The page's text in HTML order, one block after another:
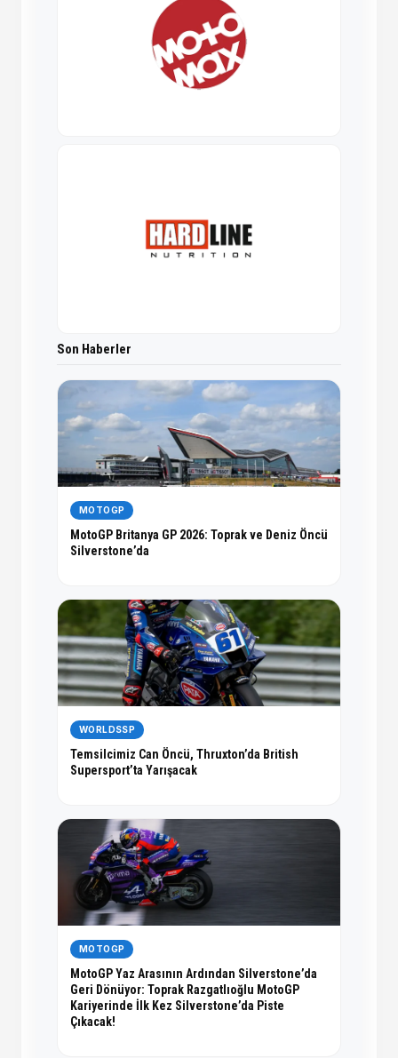
Son Haberler
MOTOGP
MotoGP Britanya GP 2026: Toprak ve Deniz Öncü
Silverstone’da
WORLDSSP
Temsilcimiz Can Öncü, Thruxton’da British
Supersport’ta Yarışacak
MOTOGP
MotoGP Yaz Arasının Ardından Silverstone’da
Geri Dönüyor: Toprak Razgatlıoğlu MotoGP
Kariyerinde İlk Kez Silverstone’da Piste
Çıkacak!